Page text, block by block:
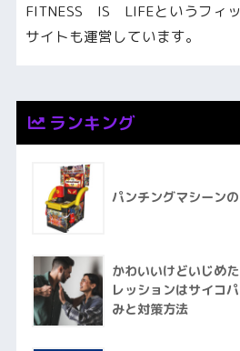
FITNESS IS LIFEというフィ
サイトも運営しています。
ランキング
パンチングマシーン
かわいいけどいじめ
レッションはサイコ
みと対策方法